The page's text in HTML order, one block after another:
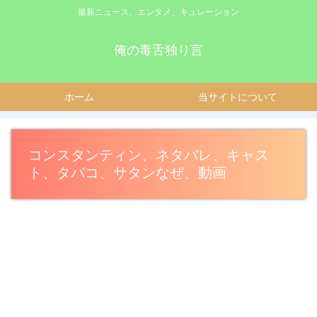
最新ニュース、エンタメ、キュレーション
俺の毒舌独り言
ホーム 当サイトについて
コンスタンティン、ネタバレ、キャス
ト、タバコ、サタンなぜ、動画